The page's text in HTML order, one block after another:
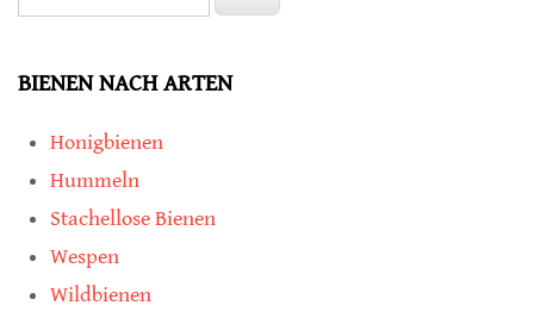
BIENEN NACH ARTEN
Honigbienen
Hummeln
Stachellose Bienen
Wespen
Wildbienen